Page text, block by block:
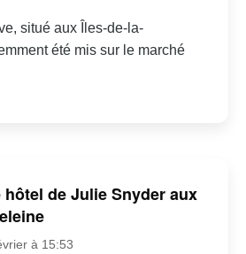
situé aux Îles-de-la-
été mis sur le marché
de Julie Snyder aux
à 15:53